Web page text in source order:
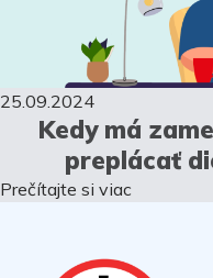
25.09.2024
Kedy má
preplácať
Prečítajte si viac